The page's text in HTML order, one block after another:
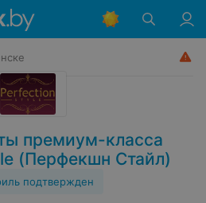
премиум-класса
(Перфекшн Стайл)
подтвержден